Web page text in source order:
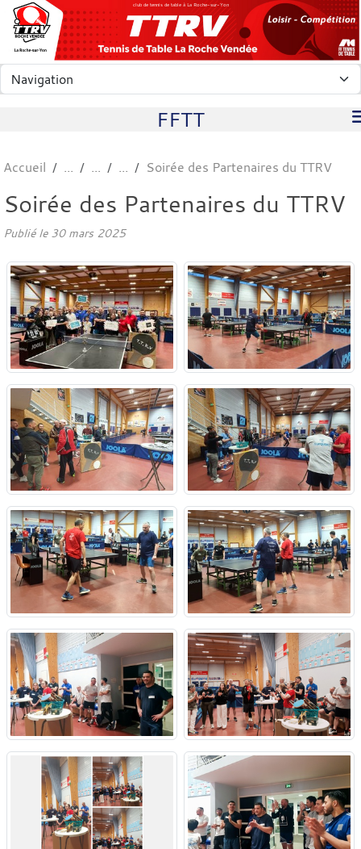
club de tennis de table à La Roche-sur-Yon
FFTT
Accueil Soirée des Partenaires du TTRV
Soirée des Partenaires du TTRV
Publié le 30 mars 2025
Panneau de gestion des cookies